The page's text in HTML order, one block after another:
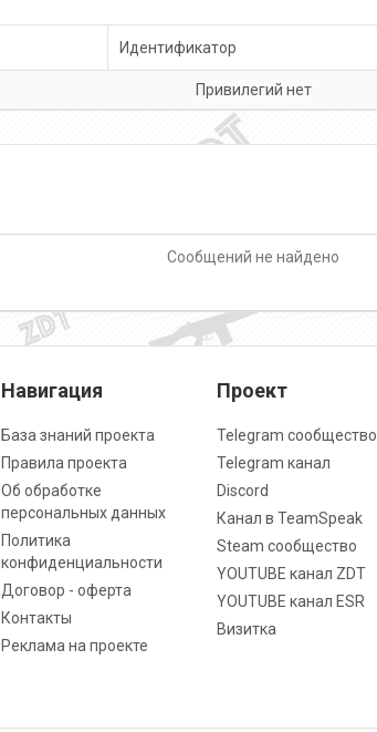
Идентификатор
Привилегий нет
Сообщений не найдено
Навигация
База знаний проекта
Правила проекта
Об обработке
персональных данных
Политика
конфиденциальности
Договор - оферта
Контакты
Реклама на проекте
Проект
Telegram сообщество
Telegram канал
Discord
Канал в TeamSpeak
Steam сообщество
YOUTUBE канал ZDT
YOUTUBE канал ESR
Визитка